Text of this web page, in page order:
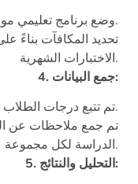
وضع برنامج تعليمي موحد لكلتا المجموعتين.
تحديد المكافآت بناءً
الاختبارات الشهرية.
4. جمع البيانات:
تم تتبع درجات الطلاب بشكل دوري (شهري).
تم جمع ملاحظات عن
الدراسة لكل مجموعة.
5. التحليل والنتائج: